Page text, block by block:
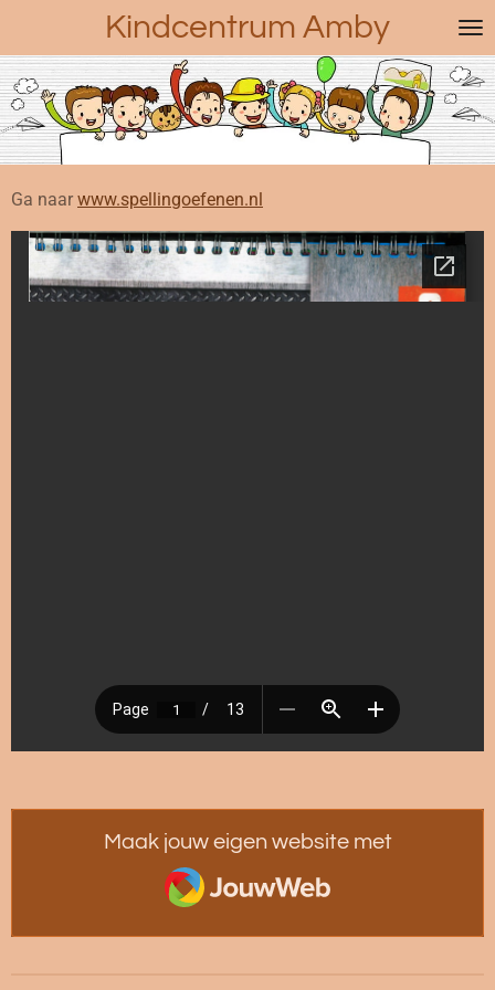
naar
de
hoofdinhoud
Kindcentrum Amby
Ga naar www.spellingoefenen.nl
Maak jouw eigen website met
JouwWeb